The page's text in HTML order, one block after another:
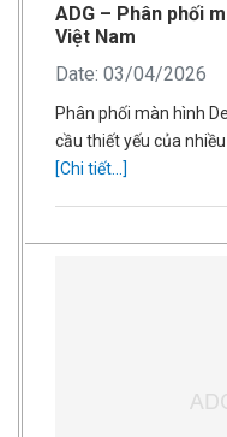
ADG – Phân phối
Việt Nam
Date: 03/04/2026
Phân phối màn hình
cầu thiết yếu của
[Chi tiết...]